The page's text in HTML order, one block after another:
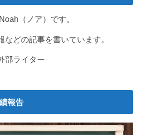
（ノア）です。
などの記事を書いています。
部ライター
報告